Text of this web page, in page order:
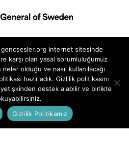
İstanbul Bilgi Üniversitesi
Birimi ve İstanbul İsveç
gencsesler.org internet sitesinde
karşı olan yasal sorumluluğumuz
olduğu ve nasıl kullanılacağı
hazırladık. Gizlilik politikasını
yetişkinden destek alabilir ve birlikte
Gizlilik Politikamız